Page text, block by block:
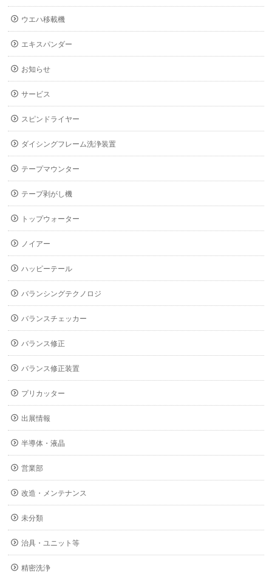
ウエハ移載機
エキスパンダー
お知らせ
サービス
スピンドライヤー
ダイシングフレーム洗浄装置
テープマウンター
テープ剥がし機
トップウォーター
ノイアー
ハッピーテール
バランシングテクノロジ
バランスチェッカー
バランス修正
バランス修正装置
プリカッター
出展情報
半導体・液晶
営業部
改造・メンテナンス
未分類
治具・ユニット等
精密洗浄